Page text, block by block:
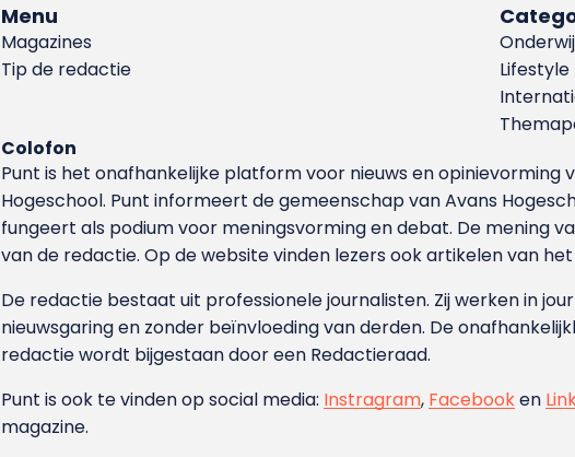
Menu
Magazines
Tip de redactie
Lifestyle
Colofon
Punt is het onafhankelijke platform voor nieuws en
Hoge­school. Punt informeert de gemeenschap van Avans
fungeert als podium voor meningsvorming en debat. De mening
van de redactie. Op de website vinden lezers ook artikelen van
De redactie bestaat uit professionele journalisten. Zij werken in
nieuwsgaring en zonder beïnvloeding van derden. De
redactie wordt bijgestaan door een Redactieraad.
Punt is ook te vinden op social media: Instragram, Facebooken
magazine.